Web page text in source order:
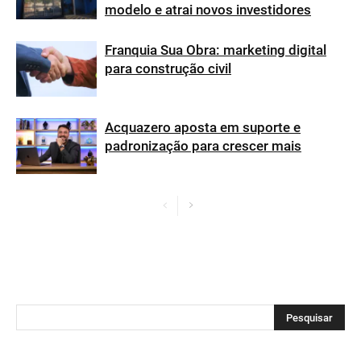
modelo e atrai novos investidores
Franquia Sua Obra: marketing digital
para construção civil
Acquazero aposta em suporte e
padronização para crescer mais